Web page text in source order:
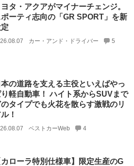
ヨタ・アクアがマイナーチェンジ。
ポーティ志向の「GR SPORT」を新
カー・アンド・ドライバー 5
本の道路を支える主役といえばやっ
り軽自動車！ ハイト系からSUVまで
のタイプでも火花を散らす激戦のリ
！
ベストカーWeb 4
カローラ特別仕様車】限定生産のG